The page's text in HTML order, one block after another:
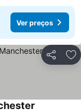
Ver preços
Partilhar